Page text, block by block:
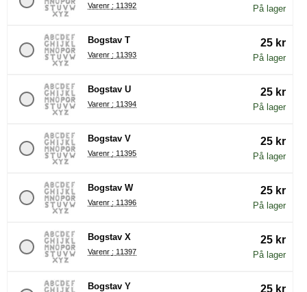
Varenr : 11392 På lager
Bogstav T
Varenr : 11393
25 kr
På lager
Bogstav U
Varenr : 11394
25 kr
På lager
Bogstav V
Varenr : 11395
25 kr
På lager
Bogstav W
Varenr : 11396
25 kr
På lager
Bogstav X
Varenr : 11397
25 kr
På lager
Bogstav Y 25 kr